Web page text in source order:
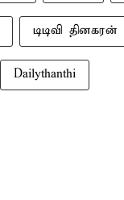
டிடிவி தினகரன்
Dailythanthi